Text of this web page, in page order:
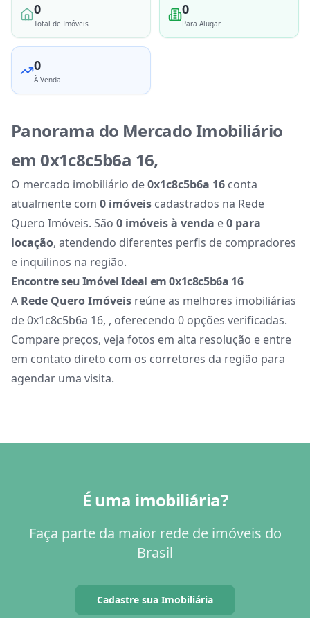
0
Total de Imóveis
0
Para Alugar
0
À Venda
Panorama do Mercado Imobiliário
em 0x1c8c5b6a 16,
O mercado imobiliário de0x1c8c5b6a 16 conta
atualmente com 0 imóveis cadastrados na Rede
Quero Imóveis. São 0 imóveis à venda e0 para
locação, atendendo diferentes perfis de compradores
e inquilinos na região.
Encontre seu Imóvel Ideal em 0x1c8c5b6a 16
A Rede Quero Imóveis reúne as melhores imobiliárias
de 0x1c8c5b6a 16, , oferecendo 0 opções verificadas.
Compare preços, veja fotos em alta resolução e entre
em contato direto com os corretores da região para
agendar uma visita.
É uma imobiliária?
Faça parte da maior rede de imóveis do
Brasil
Cadastre sua Imobiliária